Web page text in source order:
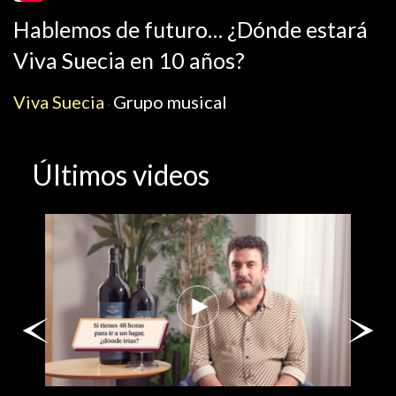
Hablemos de futuro… ¿Dónde estará
Viva Suecia en 10 años?
Viva Suecia · Grupo musical
Últimos videos